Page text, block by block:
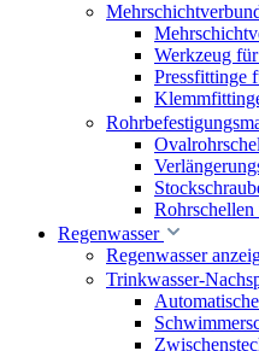
Werkzeug
Pressfittinge
Regenwasser
Regenwasser
Trinkwasser-